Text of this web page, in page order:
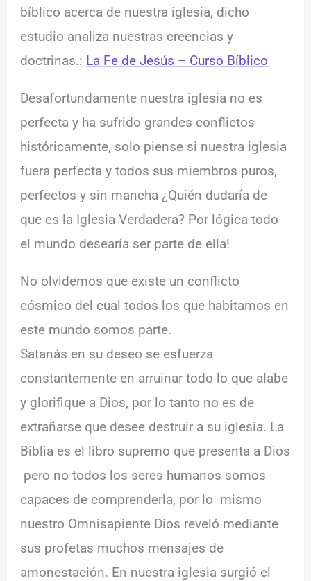
bíblico acerca de nuestra iglesia, dicho
estudio analiza nuestras creencias y
doctrinas.: La Fe de Jesús – Curso Bíblico
Desafortundamente nuestra iglesia no es
perfecta y ha sufrido grandes conflictos
históricamente, solo piense si nuestra iglesia
fuera perfecta y todos sus miembros puros,
perfectos y sin mancha ¿Quién dudaría de
que es la Iglesia Verdadera? Por lógica todo
el mundo desearía ser parte de ella!
No olvidemos que existe un conflicto
cósmico del cual todos los que habitamos en
este mundo somos parte.
Satanás en su deseo se esfuerza
constantemente en arruinar todo lo que alabe
y glorifique a Dios, por lo tanto no es de
extrañarse que desee destruir a su iglesia. La
Biblia es el libro supremo que presenta a Dios
pero no todos los seres humanos somos
capaces de comprenderla, por lo mismo
nuestro Omnisapiente Dios reveló mediante
sus profetas muchos mensajes de
amonestación. En nuestra iglesia surgió el